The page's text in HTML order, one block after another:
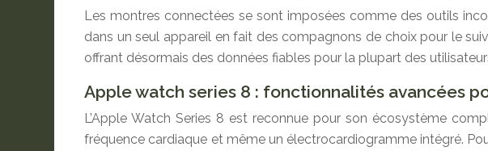
Les montres connectées se sont imposées comme des outils
dans un seul appareil en fait des compagnons de choix pour le
offrant désormais des données fiables pour la plupart des
Apple watch series 8 : fonctionnalités avancées
L’Apple Watch Series 8 est reconnue pour son écosystème
fréquence cardiaque et même un électrocardiogramme intégré.